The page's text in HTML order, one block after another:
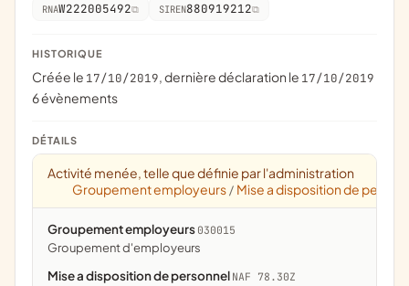
RNAW222005492 SIREN880919212
HISTORIQUE
Créée le 17/10/2019, dernière déclaration le 17/10/2019
6 évènements
DÉTAILS
Activité menée, telle que définie par l'administration
Groupement employeurs / Mise a disposition de
Groupement employeurs 030015
groupement d'employeurs
Mise a disposition de personnel NAF 78.30Z